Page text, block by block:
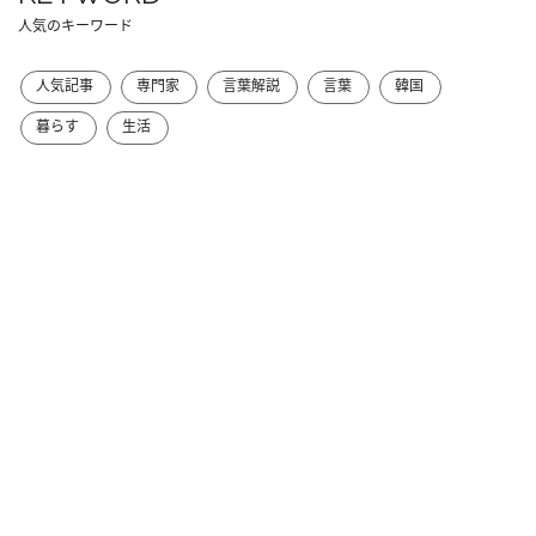
人気のキーワード
人気記事 専門家 言葉解説 言葉
韓国
暮らす
生活